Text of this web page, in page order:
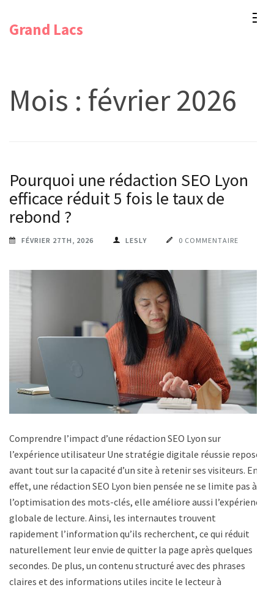
Grand Lacs
Mois : février 2026
Pourquoi une rédaction SEO Lyon
efficace réduit 5 fois le taux de
rebond ?
FÉVRIER 27TH, 2026 LESLY 0 COMMENTAIRE
Comprendre l’impact d’une rédaction SEO Lyon sur
l’expérience utilisateur Une stratégie digitale réussie repose
avant tout sur la capacité d’un site à retenir ses visiteurs. En
effet, une rédaction SEO Lyon bien pensée ne se limite pas à
l’optimisation des mots-clés, elle améliore aussi l’expérience
globale de lecture. Ainsi, les internautes trouvent
rapidement l’information qu’ils recherchent, ce qui réduit
naturellement leur envie de quitter la page après quelques
secondes. De plus, un contenu structuré avec des phrases
claires et des informations utiles incite le lecteur à